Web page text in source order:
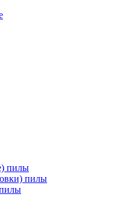
пилы
пилы